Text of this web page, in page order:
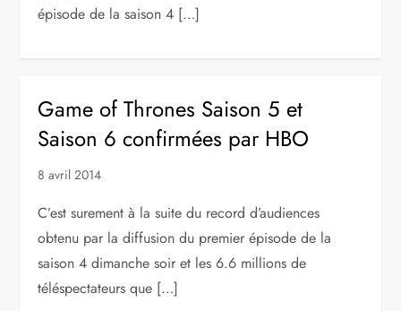
épisode de la saison 4 […]
Game of Thrones Saison 5 et
Saison 6 confirmées par HBO
8 avril 2014
C’est surement à la suite du record d’audiences
obtenu par la diffusion du premier épisode de la
saison 4 dimanche soir et les 6.6 millions de
téléspectateurs que […]